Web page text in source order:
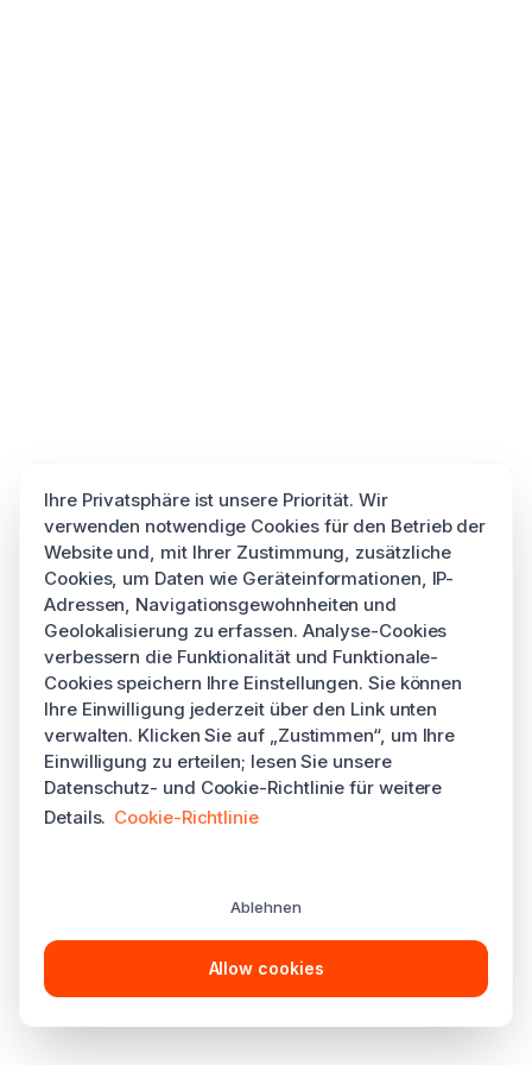
Ihre Privatsphäre ist unsere Priorität. Wir
verwenden notwendige Cookies für den Betrieb der
Website und, mit Ihrer Zustimmung, zusätzliche
Cookies, um Daten wie Geräteinformationen, IP-
Adressen, Navigationsgewohnheiten und
Geolokalisierung zu erfassen. Analyse-Cookies
verbessern die Funktionalität und Funktionale-
Cookies speichern Ihre Einstellungen. Sie können
Ihre Einwilligung jederzeit über den Link unten
verwalten. Klicken Sie auf „Zustimmen“, um Ihre
Einwilligung zu erteilen; lesen Sie unsere
Datenschutz- und Cookie-Richtlinie für weitere
Details. Cookie-Richtlinie
Ablehnen
Allow cookies